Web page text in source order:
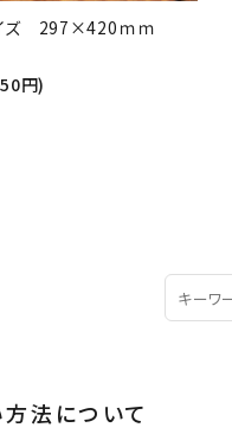
ズ 297×420ｍｍ
円)
法について